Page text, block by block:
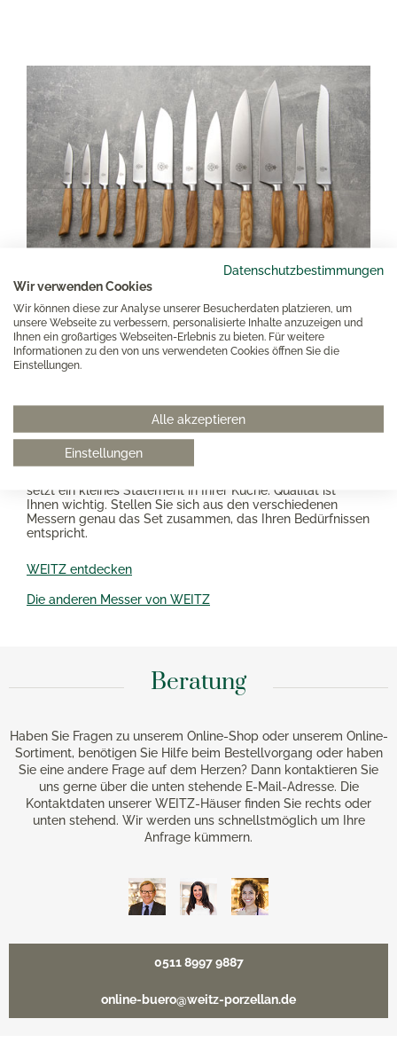
Datenschutzbestimmungen
Wir verwenden Cookies
Wir können diese zur Analyse unserer Besucherdaten platzieren, um
unsere Webseite zu verbessern, personalisierte Inhalte anzuzeigen und
Ihnen ein großartiges Webseiten-Erlebnis zu bieten. Für weitere
Informationen zu den von uns verwendeten Cookies öffnen Sie die
Einstellungen.
Alle akzeptieren
Einstellungen
Ergo-Line Olivenholz
Die WEITZ Küchenmesser-Kollektion Ergo-Line
der Küche
Die edlen Küchenmesser der WEITZ Ergo-Line Olivenholz
beeindrucken nicht nur mit hervorragenden
Schneideigenschaften, sondern auch mit angenehmen,
setzt ein kleines Statement in Ihrer Küche: Qualität ist
Ihnen wichtig. Stellen Sie sich aus den verschiedenen
Messern genau das Set zusammen, das Ihren Bedürfnissen
entspricht.
WEITZ entdecken
Die anderen Messer von WEITZ
Beratung
Haben Sie Fragen zu unserem Online-Shop oder unserem Online-
Sortiment, benötigen Sie Hilfe beim Bestellvorgang oder haben
Sie eine andere Frage auf dem Herzen? Dann kontaktieren Sie
uns gerne über die unten stehende E-Mail-Adresse. Die
Kontaktdaten unserer WEITZ-Häuser finden Sie rechts oder
unten stehend. Wir werden uns schnellstmöglich um Ihre
Anfrage kümmern.
0511 8997 9887
online-buero@weitz-porzellan.de